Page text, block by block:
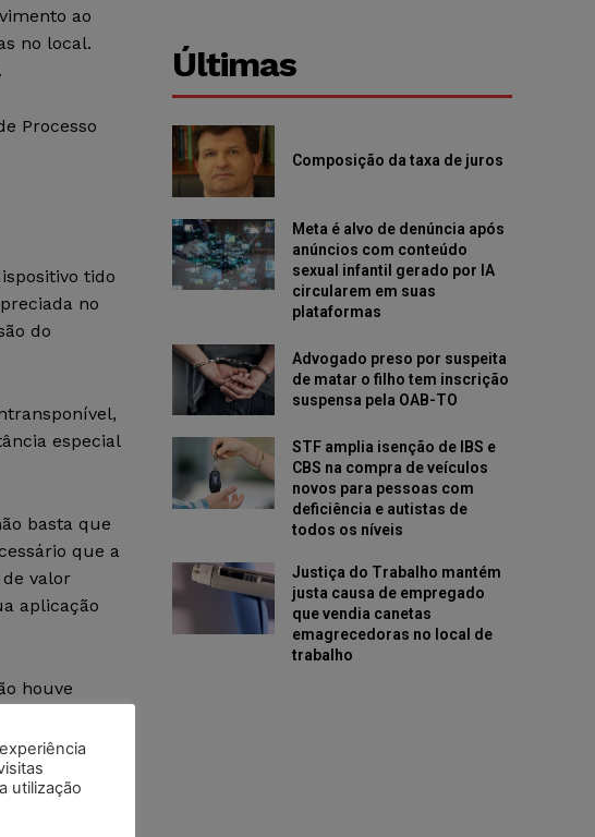
ao
no local.
Processo
tido
no
do
especial
basta que
que a
valor
aplicação
houve
do
as
Últimas
Composição da taxa de juros
Meta é alvo de denúncia após
anúncios com conteúdo
sexual infantil gerado por IA
circularem em suas
plataformas
Advogado preso por suspeita
de matar o filho tem inscrição
suspensa pela OAB-TO
STF amplia isenção de IBS e
CBS na compra de veículos
novos para pessoas com
deficiência e autistas de
todos os níveis
Justiça do Trabalho mantém
justa causa de empregado
que vendia canetas
emagrecedoras no local de
trabalho
utilização